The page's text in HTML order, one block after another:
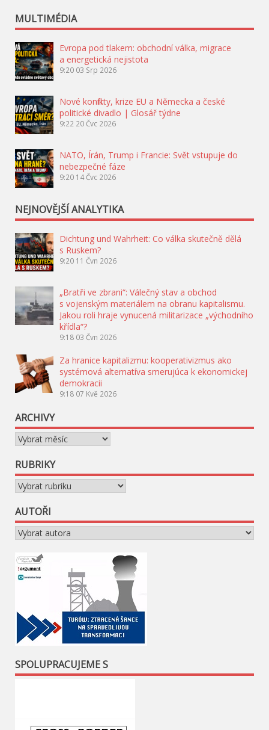
MULTIMÉDIA
Evropa pod tlakem: obchodní válka, migrace
a energetická nejistota
9:20 03 Srp 2026
Nové konflikty, krize EU a Německa a české
politické divadlo | Glosář týdne
9:22 20 Čvc 2026
NATO, Írán, Trump i Francie: Svět vstupuje do
nebezpečné fáze
9:20 14 Čvc 2026
NEJNOVĚJŠÍ ANALYTIKA
Dichtung und Wahrheit: Co válka skutečně dělá
s Ruskem?
9:20 11 Čvn 2026
„Bratři ve zbrani“: Válečný stav a obchod
s vojenským materiálem na obranu kapitalismu.
Jakou roli hraje vynucená militarizace „východního
křídla“?
9:18 03 Čvn 2026
Za hranice kapitalizmu: kooperativizmus ako
systémová alternatíva smerujúca k ekonomickej
demokracii
9:18 07 Kvě 2026
ARCHIVY
Archivy
RUBRIKY
Rubriky
AUTOŘI
SPOLUPRACUJEME S